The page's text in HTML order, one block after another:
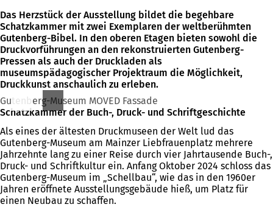
Das Herzstück der Ausstellung bildet die begehbare
Schatzkammer mit zwei Exemplaren der weltberühmten
Gutenberg-Bibel. In den oberen Etagen bieten sowohl die
Druckvorführungen an den rekonstruierten Gutenberg-
Pressen als auch der Druckladen als
museumspädagogischer Projektraum die Möglichkeit,
Druckkunst anschaulich zu erleben.
Gutenberg-Museum MOVED Fassade
Schatzkammer der Buch-, Druck- und Schriftgeschichte
Als eines der ältesten Druckmuseen der Welt lud das
Gutenberg-Museum am Mainzer Liebfrauenplatz mehrere
Jahrzehnte lang zu einer Reise durch vier Jahrtausende Buch-,
Druck- und Schriftkultur ein. Anfang Oktober 2024 schloss das
Gutenberg-Museum im „Schellbau“, wie das in den 1960er
Jahren eröffnete Ausstellungsgebäude hieß, um Platz für
einen Neubau zu schaffen.